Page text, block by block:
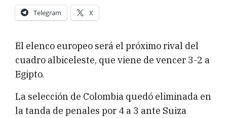
Telegram X
El elenco europeo será el próximo rival del
cuadro albiceleste, que viene de vencer 3-2 a
Egipto.
La selección de Colombia quedó eliminada en
la tanda de penales por 4 a 3 ante Suiza